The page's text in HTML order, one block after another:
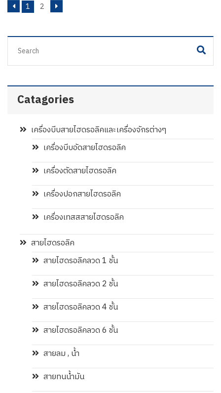
1 2
Catagories
เครื่องบีบสายไฮดรอลิคและเครื่องจักรต่างๆ
เครื่องบีบอัดสายไฮดรอลิค
เครื่องตัดสายไฮดรอลิค
เครื่องปอกสายไฮดรอลิค
เครื่องเทสสสายไฮดรอลิค
สายไฮดรอลิค
สายไฮดรอลิคลวด 1 ชั้น
สายไฮดรอลิคลวด 2 ชั้น
สายไฮดรอลิคลวด 4 ชั้น
สายไฮดรอลิคลวด 6 ชั้น
สายลม , น้ำ
สายทนน้ำมัน